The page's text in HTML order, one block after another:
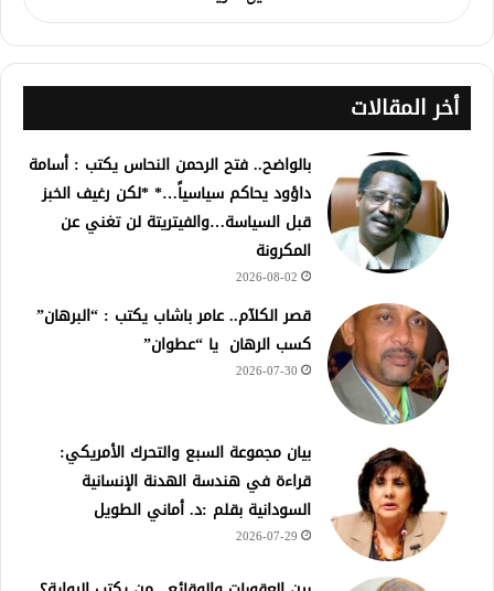
أخر المقالات
بالواضح.. فتح الرحمن النحاس يكتب : أسامة
داؤود يحاكم سياسياً…* *لكن رغيف الخبز
قبل السياسة…والفيتريتة لن تغني عن
المكرونة
2026-08-02
قصر الكلآم.. عامر باشاب يكتب : “البرهان”
كسب الرهان يا “عطوان”
2026-07-30
بيان مجموعة السبع والتحرك الأمريكي:
قراءة في هندسة الهدنة الإنسانية
السودانية بقلم :د. أماني الطويل
2026-07-29